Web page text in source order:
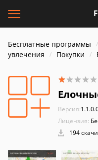
Бесплатные программы
увлечения
Покупки
Версия:
Лицензия:
194